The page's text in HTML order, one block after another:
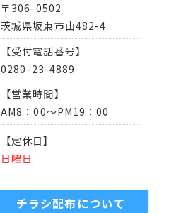
〒306-0502
茨城県坂東市山482-4
【受付電話番号】
0280-23-4889
【営業時間】
AM8：00～PM19：00
【定休日】
日曜日
チラシ配布について